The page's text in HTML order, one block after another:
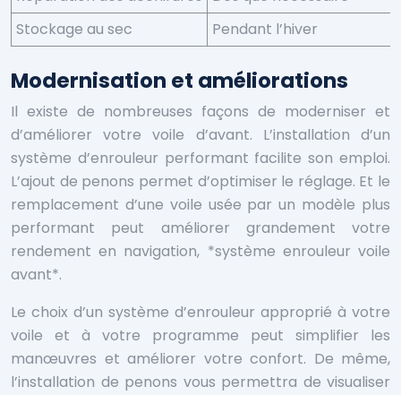
Stockage au sec
Pendant l’hiver
Modernisation et améliorations
Il existe de nombreuses façons de moderniser et
d’améliorer votre voile d’avant. L’installation d’un
système d’enrouleur performant facilite son emploi.
L’ajout de penons permet d’optimiser le réglage. Et le
remplacement d’une voile usée par un modèle plus
performant peut améliorer grandement votre
rendement en navigation, *système enrouleur voile
avant*.
Le choix d’un système d’enrouleur approprié à votre
voile et à votre programme peut simplifier les
manœuvres et améliorer votre confort. De même,
l’installation de penons vous permettra de visualiser